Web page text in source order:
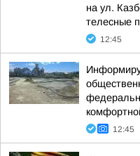
на ул.
телесные
12:45
12:45